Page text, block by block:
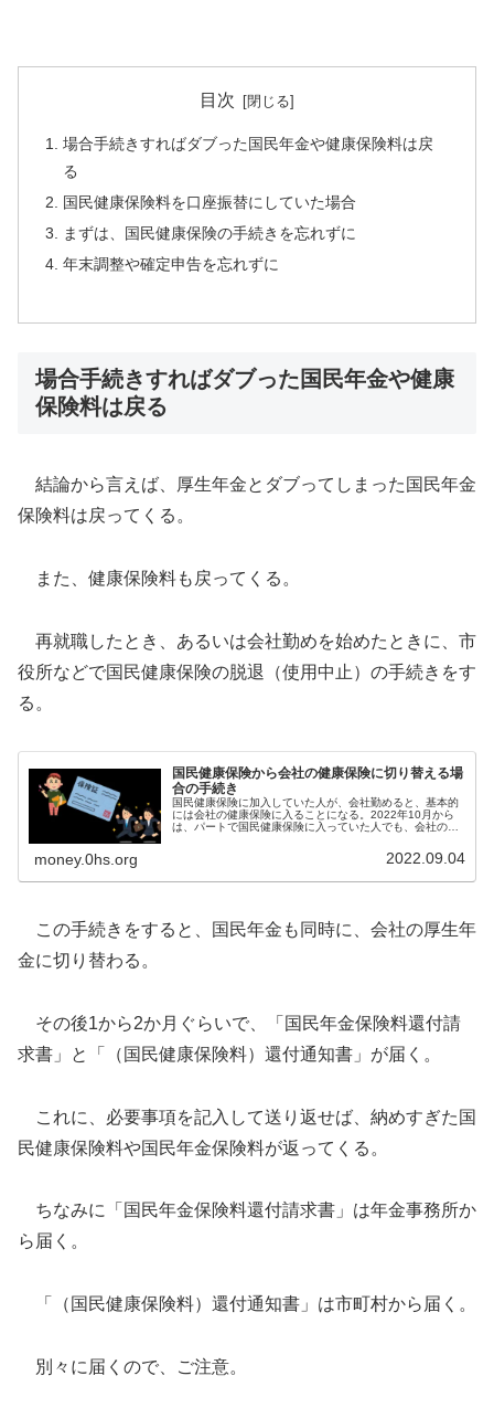
目次
場合手続きすればダブった国民年金や健康保険料は戻
る
国民健康保険料を口座振替にしていた場合
まずは、国民健康保険の手続きを忘れずに
年末調整や確定申告を忘れずに
場合手続きすればダブった国民年金や健康
保険料は戻る
結論から言えば、厚生年金とダブってしまった国民年金
保険料は戻ってくる。
また、健康保険料も戻ってくる。
再就職したとき、あるいは会社勤めを始めたときに、市
役所などで国民健康保険の脱退（使用中止）の手続きをす
る。
国民健康保険から会社の健康保険に切り替える場
合の手続き
国民健康保険に加入していた人が、会社勤めると、基本的
には会社の健康保険に入ることになる。2022年10月から
は、パートで国民健康保険に入っていた人でも、会社の健
money.0hs.org 2022.09.04
この手続きをすると、国民年金も同時に、会社の厚生年
金に切り替わる。
その後1から2か月ぐらいで、「国民年金保険料還付請
求書」と「（国民健康保険料）還付通知書」が届く。
これに、必要事項を記入して送り返せば、納めすぎた国
民健康保険料や国民年金保険料が返ってくる。
ちなみに「国民年金保険料還付請求書」は年金事務所か
ら届く。
「（国民健康保険料）還付通知書」は市町村から届く。
別々に届くので、ご注意。